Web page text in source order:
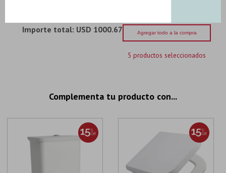
Importe total: USD 1000.67 Agregar todo a la compra
5 productos seleccionados
Complementa tu producto con...